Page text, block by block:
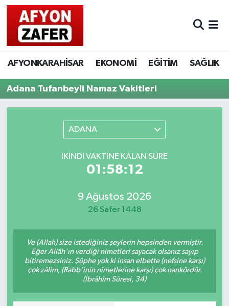
AFYONKARAHİSAR EKONOMİ EĞİTİM SAĞLIK
Adana Tufanbeyli Namaz Vakitleri
ADANA
İKINDI VAKTINE KALAN SÜRE
01:58:12
9 Ağustos 2026
26 Safer 1448
Ve (Allah) size istediğiniz şeylerin hepsinden vermiştir.
Eğer Allâh'ın verdiği nimetleri sayacak olsanız sayıp
bitiremezsiniz. Şüphe yok ki insan elbette (nefsine karşı)
çok zâlim, (Rabb'inin nimetlerine karşı) çok nankördür.
(İbrâhîm Sûresi, 34)